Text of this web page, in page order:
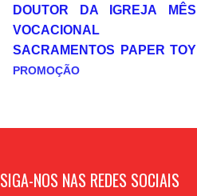
DOUTOR DA IGREJA
MÊS
VOCACIONAL
SACRAMENTOS PAPER TOY
PROMOÇÃO
SIGA-NOS NAS REDES SOCIAIS